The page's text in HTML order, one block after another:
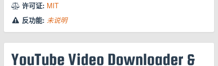
许可证: MIT
反功能: 未说明
YouTube Video Downloader &